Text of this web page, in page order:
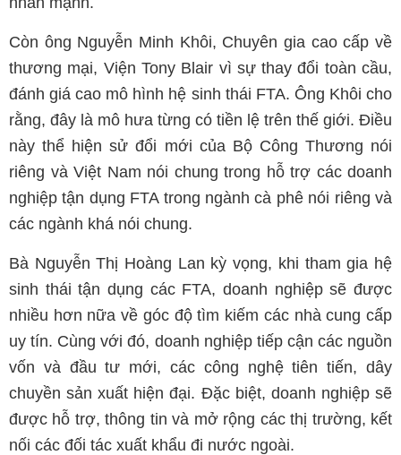
Còn ông Nguyễn Minh Khôi, Chuyên gia cao cấp về
thương mại, Viện Tony Blair vì sự thay đổi toàn cầu,
đánh giá cao mô hình hệ sinh thái FTA. Ông Khôi cho
rằng, đây là mô hưa từng có tiền lệ trên thế giới. Điều
này thể hiện sử đổi mới của Bộ Công Thương nói
riêng và Việt Nam nói chung trong hỗ trợ các doanh
nghiệp tận dụng FTA trong ngành cà phê nói riêng và
các ngành khá nói chung.
Bà Nguyễn Thị Hoàng Lan kỳ vọng, khi tham gia hệ
sinh thái tận dụng các FTA, doanh nghiệp sẽ được
nhiều hơn nữa về góc độ tìm kiếm các nhà cung cấp
uy tín. Cùng với đó, doanh nghiệp tiếp cận các nguồn
vốn và đầu tư mới, các công nghệ tiên tiến, dây
chuyền sản xuất hiện đại. Đặc biệt, doanh nghiệp sẽ
được hỗ trợ, thông tin và mở rộng các thị trường, kết
nối các đối tác xuất khẩu đi nước ngoài.